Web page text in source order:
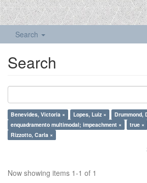
Search
Search
Benevides, Victoria × Lopes, Luiz ×
Drummond,
enquadramento multimodal; impeachment ×
true ×
Rizzotto, Carla ×
Now showing items 1-1 of 1